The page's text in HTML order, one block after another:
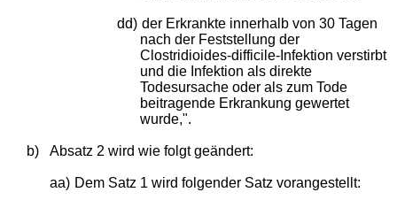
dd) der Erkrankte innerhalb von 30 Tagen
nach der Feststellung der
Clostridioides-difficile-Infektion verstirbt
und die Infektion als direkte
Todesursache oder als zum Tode
beitragende Erkrankung gewertet
wurde,".
b) Absatz 2 wird wie folgt geändert:
aa) Dem Satz 1 wird folgender Satz vorangestellt: